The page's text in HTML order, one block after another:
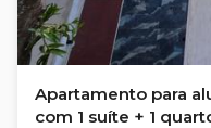
Apartamento para
com 1 suíte + 1